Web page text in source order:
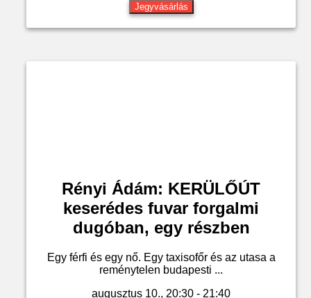
Jegyvásárlás
Rényi Ádám: KERÜLŐÚT
keserédes fuvar forgalmi
dugóban, egy részben
Egy férfi és egy nő. Egy taxisofőr és az utasa a
reménytelen budapesti ...
augusztus 10., 20:30 - 21:40